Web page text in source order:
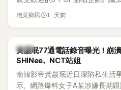
獲選為第三首翻唱歌曲的主唱，
泡菜鄉民 1 天前
韓星
黃晸珉77通電話錄音曝光！崩潰
SHINee、NCT站姐
南韓影帝黃晸珉近日深陷私生活
示，網路爆料女子A某涉嫌長期